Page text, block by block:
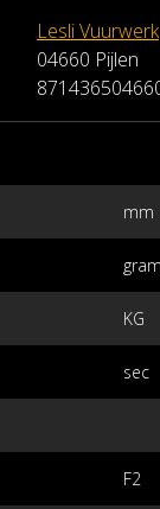
Lesli Vuurwerk
04660 Pijlen
mm
KG
sec
F2